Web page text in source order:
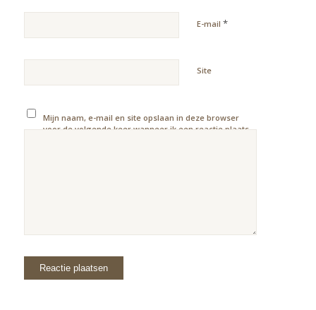
E-mail *
Site
Mijn naam, e-mail en site opslaan in deze browser
voor de volgende keer wanneer ik een reactie plaats.